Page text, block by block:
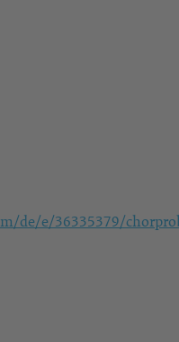
de/e/36335379/